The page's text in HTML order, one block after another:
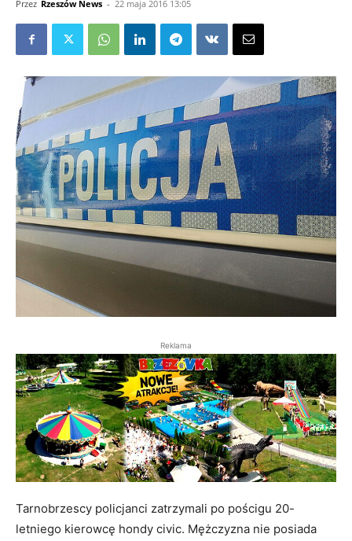
Przez Rzeszów News - 22 maja 2016 13:05
Reklama
Tarnobrzescy policjanci zatrzymali po pościgu 20-
letniego kierowcę hondy civic. Mężczyzna nie posiada